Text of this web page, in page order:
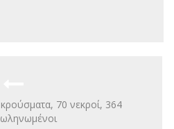
70 νεκροί, 364